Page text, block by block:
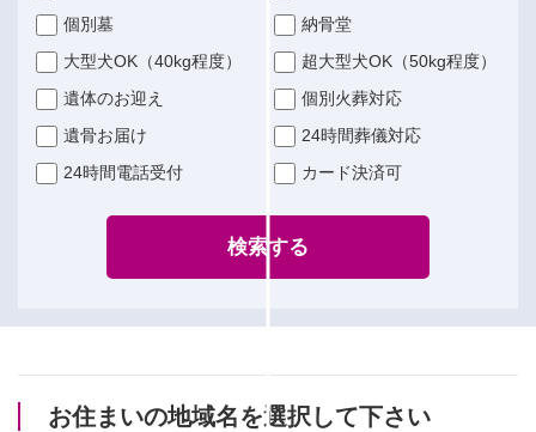
個別墓
納骨堂
大型犬OK（40kg程度）
超大型犬OK（50kg程度）
遺体のお迎え
個別火葬対応
遺骨お届け
24時間葬儀対応
24時間電話受付
カード決済可
検索する
お住まいの地域名を選択して下さい